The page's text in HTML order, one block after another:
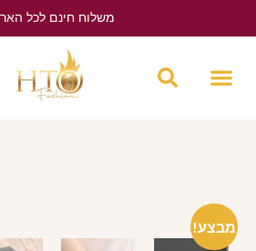
משלוח חינם לכל
מבצע!